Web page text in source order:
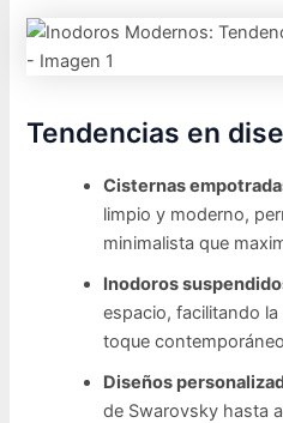
Tendencias en
Cisternas
limpio y moderno,
minimalista que
Inodoros
espacio, facilitando
toque
Diseños
de Swarovsky hasta